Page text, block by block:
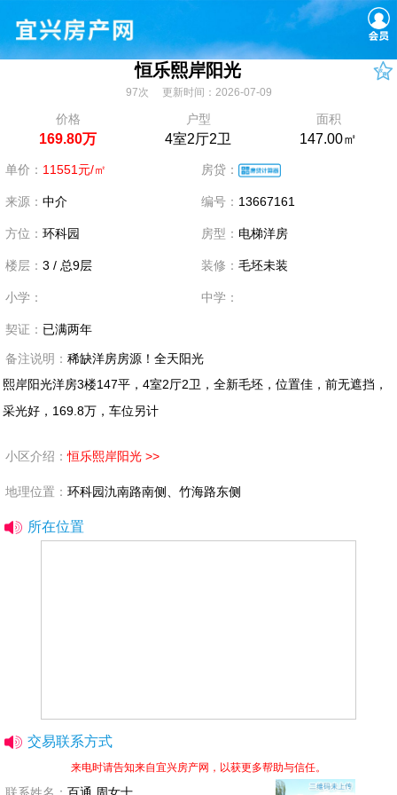
恒乐熙岸阳光
97次 更新时间：2026-07-09
价格
169.80万
户型
4室2厅2卫
面积
147.00㎡
单价： 11551元/㎡ 房贷：
来源： 中介 编号： 13667161
方位： 环科园 房型： 电梯洋房
楼层： 3 / 总9层 装修： 毛坯未装
小学： 中学：
契证： 已满两年
备注说明： 稀缺洋房房源！全天阳光
熙岸阳光洋房3楼147平，4室2厅2卫，全新毛坯，位置佳，前无遮挡，
采光好，169.8万，车位另计
小区介绍：恒乐熙岸阳光 >>
地理位置： 环科园氿南路南侧、竹海路东侧
所在位置
交易联系方式
来电时请告知来自宜兴房产网，以获更多帮助与信任。